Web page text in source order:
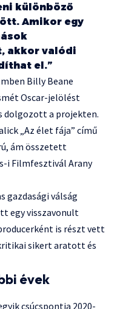
különböző
Amikor egy
akkor valódi
el.”
Billy Beane
Oscar-jelölést
dolgozott a projekten.
„Az élet fája” című
ám összetett
i Filmfesztivál Arany
gazdasági válság
egy visszavonult
is részt vett
sikert aratott és
évek
csúcspontja 2020-